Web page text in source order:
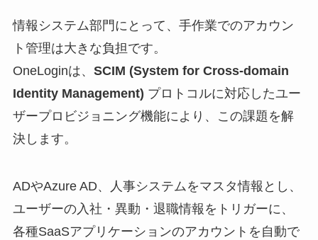
情報システム部門にとって、手作業でのアカウン
ト管理は大きな負担です。
OneLoginは、 SCIM (System for Cross-domain
Identity Management) プロトコルに対応したユー
ザープロビジョニング機能により、この課題を解
決します。
ADやAzure AD、人事システムをマスタ情報とし、
ユーザーの入社・異動・退職情報をトリガーに、
各種SaaSアプリケーションのアカウントを自動で